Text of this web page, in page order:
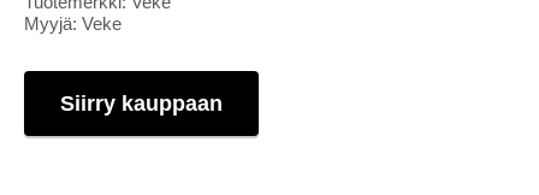
Myyjä: Veke
Siirry kauppaan